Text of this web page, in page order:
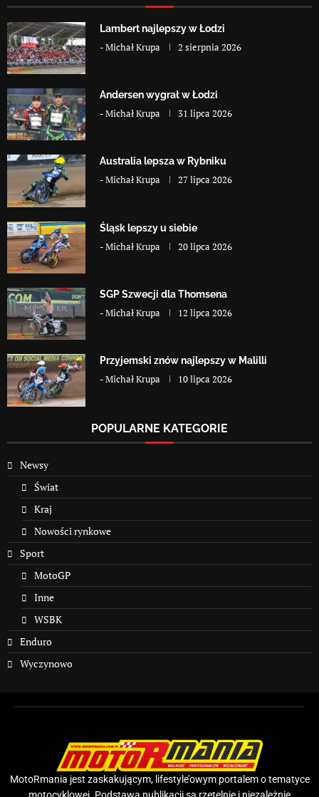
Lambert najlepszy w Łodzi
-Michał Krupa 2 sierpnia 2026
Andersen wygrał w Łodzi
-Michał Krupa 31 lipca 2026
Australia lepsza w Rybniku
-Michał Krupa 27 lipca 2026
Śląsk lepszy u siebie
-Michał Krupa 20 lipca 2026
SGP Szwecji dla Thomsena
-Michał Krupa 12 lipca 2026
Przyjemski znów najlepszy w Malilli
-Michał Krupa 10 lipca 2026
POPULARNE KATEGORIE
Newsy
Świat
Kraj
Nowości rynkowe
Sport
MotoGP
Inne
WSBK
Enduro
Wyczynowo
MotoRmania jest zaskakującym, lifestyle’owym portalem o tematyce